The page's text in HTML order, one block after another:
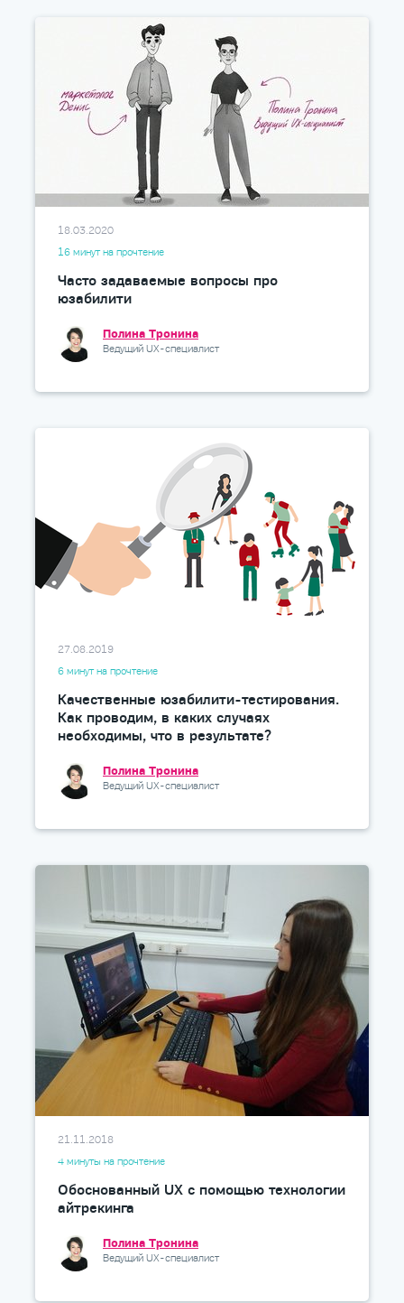
18.03.2020
16 минут на прочтение
Часто задаваемые вопросы про
юзабилити
Полина Тронина
Ведущий UX-специалист
27.08.2019
6 минут на прочтение
Качественные юзабилити-тестирования.
Как проводим, в каких случаях
необходимы, что в результате?
Полина Тронина
Ведущий UX-специалист
21.11.2018
4 минуты на прочтение
Обоснованный UX с помощью технологии
айтрекинга
Полина Тронина
Ведущий UX-специалист